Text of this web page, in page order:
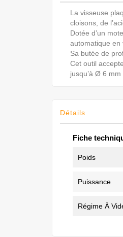
La visseuse
cloisons, de
Dotée d’un
automatique en
Sa butée de
Cet outil
jusqu’à Ø 6 mm
Détails
Fiche
Poids
Puissance
Régime À